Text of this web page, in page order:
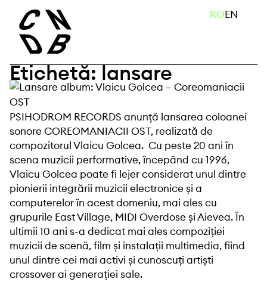
content
caută ROEN
Etichetă:lansare
PSIHODROM RECORDS anunță lansarea coloanei
sonore COREOMANIACII OST, realizată de
compozitorulVlaicu Golcea. Cu peste 20 ani în
scena muzicii performative, începând cu 1996,
Vlaicu Golcea poate fi lejer considerat unul dintre
pionierii integrării muzicii electronice și a
computerelor în acest domeniu, mai ales cu
grupurile East Village, MIDI Overdose și Aievea. În
ultimii 10 ani s-a dedicat mai ales compoziției
muzicii de scenă, film și instalații multimedia, fiind
unul dintre cei mai activi și cunoscuți artiști
crossover ai generației sale.